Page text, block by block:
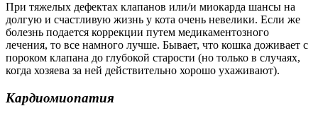
При тяжелых дефектах клапанов или/и миокарда шансы на
долгую и счастливую жизнь у кота очень невелики. Если же
болезнь подается коррекции путем медикаментозного
лечения, то все намного лучше. Бывает, что кошка доживает с
пороком клапана до глубокой старости (но только в случаях,
когда хозяева за ней действительно хорошо ухаживают).
Кардиомиопатия